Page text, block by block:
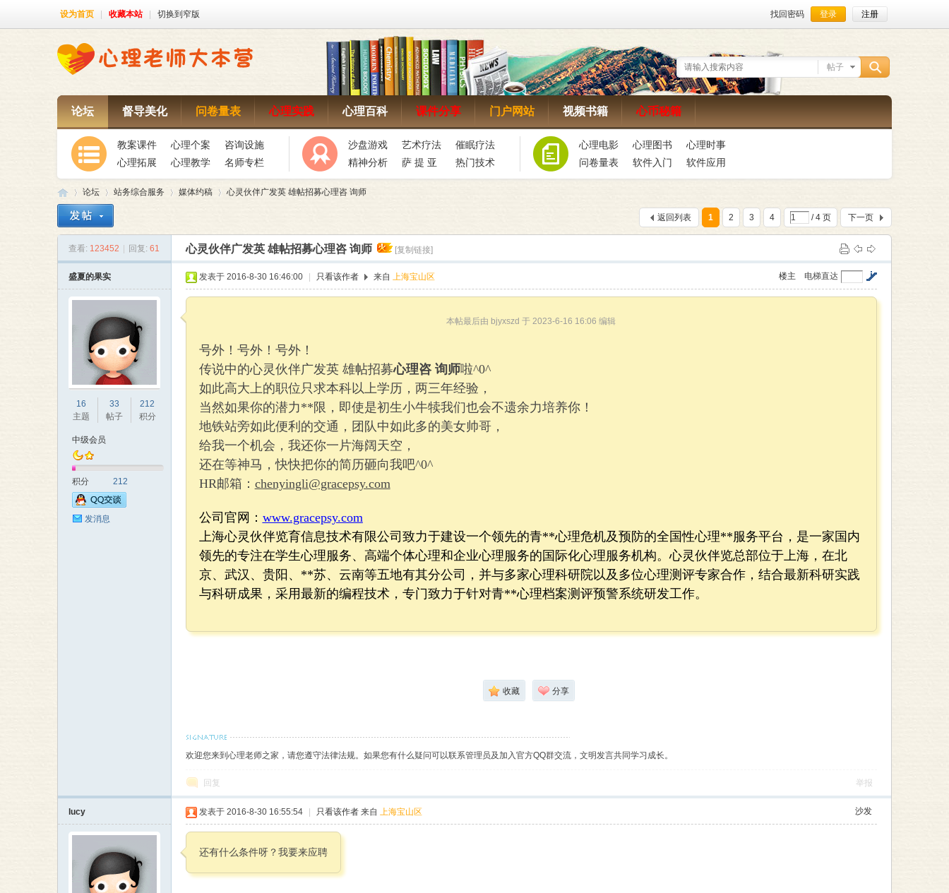
设为首页 收藏本站 切换到窄版 找回密码 登录 注册
帖子
论坛 督导美化 问卷量表 心理实践 心理百科 课件分享 门户网站 视频书籍 心币秘籍
教案课件 心理个案
咨询设施
心理拓展
心理教学 名师专栏
沙盘游戏 艺术疗法
催眠疗法
精神分析
萨 提 亚 热门技术
心理电影 心理图书
心理时事
问卷量表
软件入门 软件应用
»
论坛
›
站务综合服务 媒体约稿
›
心灵伙伴广发英 雄帖招募心理咨 询师
1 2 3 4 / 4 页 下一页
返回列表
查看: 123452 回复: 61 心灵伙伴广发英 雄帖招募心理咨 询师 [复制链接]
盛夏的果实
16
主题
33
帖子
212
积分
中级会员
积分 212
发消息
电梯直达
楼主
发表于 2016-8-30 16:46:00 只看该作者 来自 上海宝山区
本帖最后由 bjyxszd 于 2023-6-16 16:06 编辑
号外！号外！号外！
传说中的心灵伙伴广发英 雄帖招募心理咨 询师啦^0^
如此高大上的职位只求本科以上学历，两三年经验，
当然如果你的潜力**限，即使是初生小牛犊我们也会不遗余力培养你！
地铁站旁如此便利的交通，团队中如此多的美女帅哥，
给我一个机会，我还你一片海阔天空，
还在等神马，快快把你的简历砸向我吧^0^
HR邮箱： chenyingli@gracepsy.com
公司官网： www.gracepsy.com
上海心灵伙伴览育信息技术有限公司致力于建设一个领先的青**心理危机及预防的全国性心理**服务平台，是一家国内
领先的专注在学生心理服务、高端个体心理和企业心理服务的国际化心理服务机构。心灵伙伴览总部位于上海， 在北
京、武汉、贵阳、**苏、云南等五地有其分公司
， 并与多家心理科研院以及多位心理测评专家合作，结合最新科研实践
与科研成果，采用最新的编程技术，专门致力于针对青**心理档案测评预警系统研发工作。
收藏 分享
欢迎您来到心理老师之家，请您遵守法律法规。如果您有什么疑问可以联系管理员及加入官方QQ群交流，文明发言共同学习成长。
回复 举报
lucy 沙发
发表于 2016-8-30 16:55:54 只看该作者来自 上海宝山区
还有什么条件呀？我要来应聘